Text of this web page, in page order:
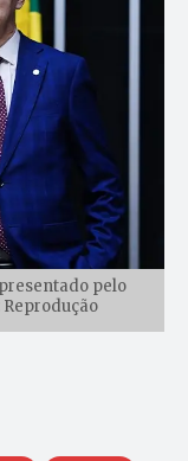
pelo
Reprodução